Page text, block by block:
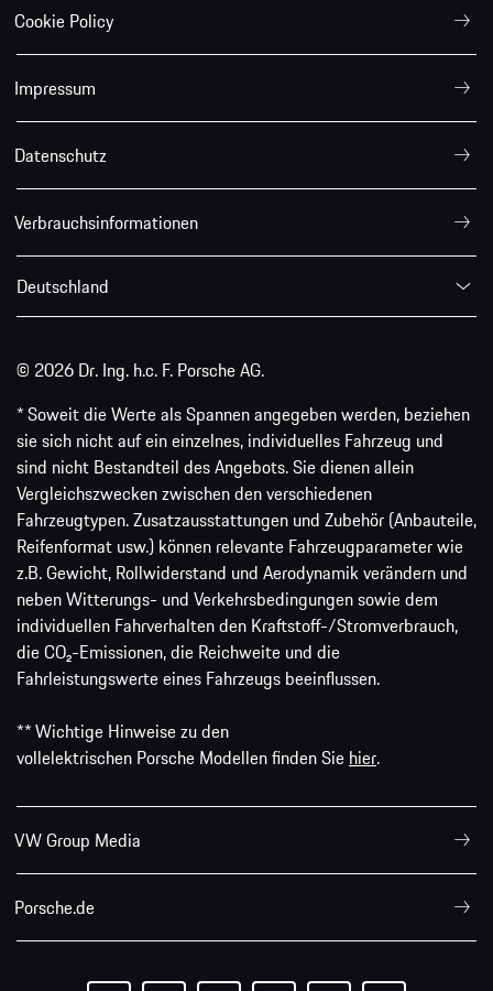
Cookie Policy
Impressum
Datenschutz
Verbrauchsinformationen
Deutschland
© 2026 Dr. Ing. h.c. F. Porsche AG.
* Soweit die Werte als Spannen angegeben werden, beziehen
sie sich nicht auf ein einzelnes, individuelles Fahrzeug und
sind nicht Bestandteil des Angebots. Sie dienen allein
Vergleichszwecken zwischen den verschiedenen
Fahrzeugtypen. Zusatzausstattungen und Zubehör (Anbauteile,
Reifenformat usw.) können relevante Fahrzeugparameter wie
z.B. Gewicht, Rollwiderstand und Aerodynamik verändern und
neben Witterungs- und Verkehrsbedingungen sowie dem
individuellen Fahrverhalten den Kraftstoff-/Stromverbrauch,
die CO₂-Emissionen, die Reichweite und die
Fahrleistungswerte eines Fahrzeugs beeinflussen.
** Wichtige Hinweise zu den
vollelektrischen Porsche Modellen finden Sie hier.
VW Group Media
Porsche.de